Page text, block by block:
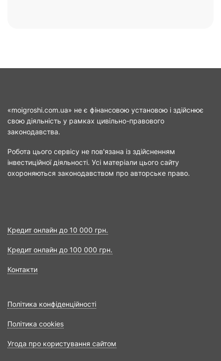
«moigroshi.com.ua» не є фінансовою установою і здійснює
свою діяльність у рамках цивільно-правового
законодавства.
Робота цього сервісу не пов'язана із здійсненням
інвестиційної діяльності. Усі матеріали цього сайту
охороняються законодавством про авторське право.
Кредит онлайн до 10 000 грн.
Кредит онлайн до 100 000 грн.
Контакти
Політика конфіденційності
Політика cookies
Угода про користування сайтом